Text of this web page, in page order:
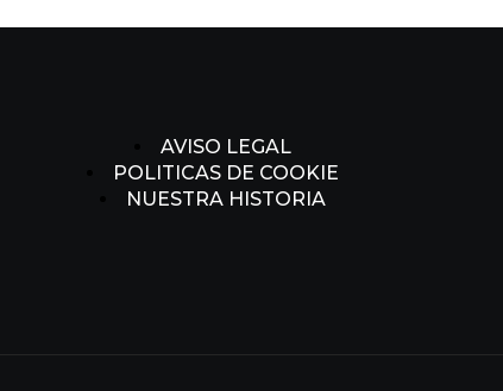
AVISO LEGAL
POLITICAS DE COOKIE
NUESTRA HISTORIA